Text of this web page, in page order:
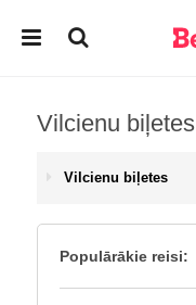
Vilcienu biļetes
Vilcienu biļetes
Populārākie reisi: